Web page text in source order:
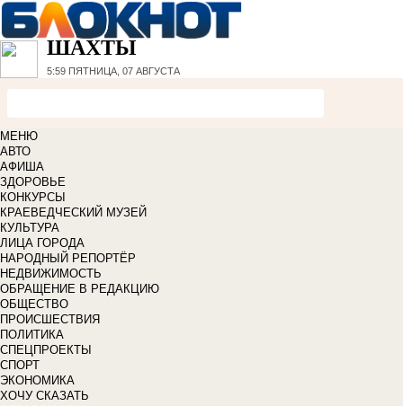
ШАХТЫ
5:59 ПЯТНИЦА, 07 АВГУСТА
МЕНЮ
АВТО
АФИША
ЗДОРОВЬЕ
КОНКУРСЫ
КРАЕВЕДЧЕСКИЙ МУЗЕЙ
КУЛЬТУРА
ЛИЦА ГОРОДА
НАРОДНЫЙ РЕПОРТЁР
НЕДВИЖИМОСТЬ
ОБРАЩЕНИЕ В РЕДАКЦИЮ
ОБЩЕСТВО
ПРОИСШЕСТВИЯ
ПОЛИТИКА
СПЕЦПРОЕКТЫ
СПОРТ
ЭКОНОМИКА
ХОЧУ СКАЗАТЬ